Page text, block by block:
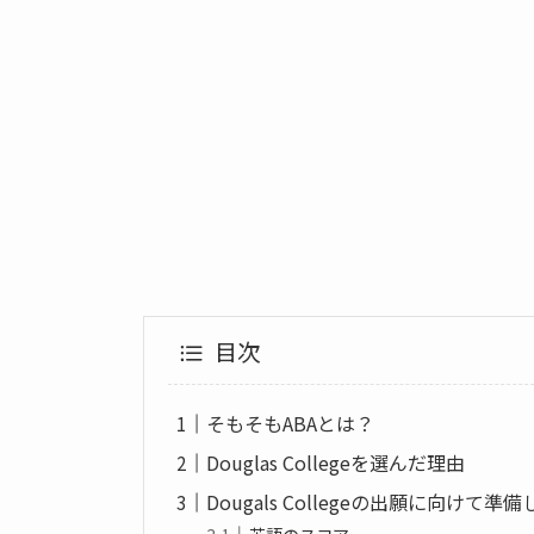
目次
そもそもABAとは？
Douglas Collegeを選んだ理由
Dougals Collegeの出願に向けて準備